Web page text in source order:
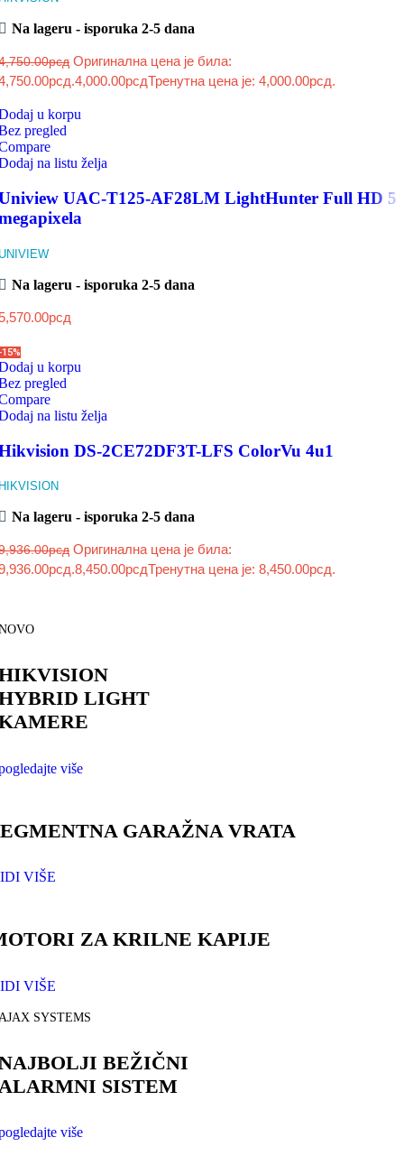
Na lageru - isporuka 2-5 dana
рсд Оригинална цена је била:
4,000.00рсдТренутна цена је: 4,000.00рсд.
u korpu
pregled
na listu želja
UAC-T125-AF28LM LightHunter Full HD 5
Na lageru - isporuka 2-5 dana
рсд
u korpu
pregled
na listu želja
DS-2CE72DF3T-LFS ColorVu 4u1
Na lageru - isporuka 2-5 dana
рсд Оригинална цена је била:
8,450.00рсдТренутна цена је: 8,450.00рсд.
LIGHT
više
GARAŽNA VRATA
VIŠE
ZA KRILNE KAPIJE
VIŠE
SYSTEMS
BEŽIČNI
SISTEM
više